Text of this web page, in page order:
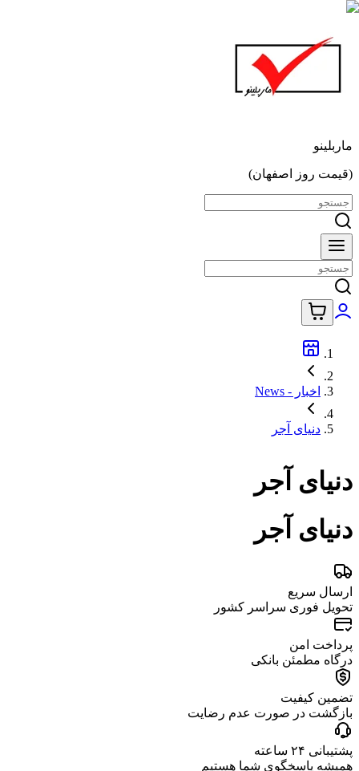
ماربلینو
(قیمت روز اصفهان)
اخبار - News
دنیای آجر
دنیای آجر
دنیای آجر
ارسال سریع
تحویل فوری سراسر کشور
پرداخت امن
درگاه مطمئن بانکی
تضمین کیفیت
بازگشت در صورت عدم رضایت
پشتیبانی ۲۴ ساعته
همیشه پاسخگوی شما هستیم